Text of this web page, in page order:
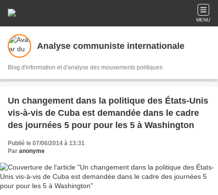
MENU
Analyse communiste internationale
Blog d'information et d'analyse des mouvements politiques
Un changement dans la politique des États-Unis
vis-à-vis de Cuba est demandée dans le cadre
des journées 5 pour pour les 5 à Washington
Publié le 07/06/2014 à 13:31
Par anonyme